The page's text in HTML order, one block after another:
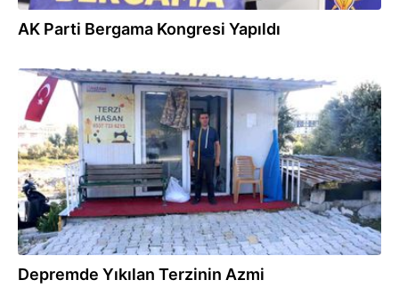
AK Parti Bergama Kongresi Yapıldı
02.10.2024
Depremde Yıkılan Terzinin Azmi